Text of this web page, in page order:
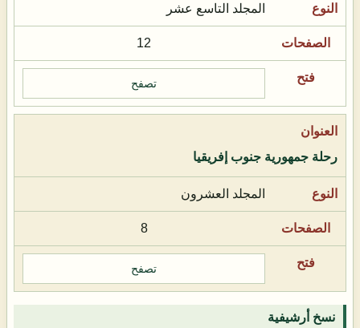
المجلد التاسع عشر
12
تصفح
رحلة جمهورية جنوب إفريقيا
المجلد العشرون
8
تصفح
نسخ أرشيفية